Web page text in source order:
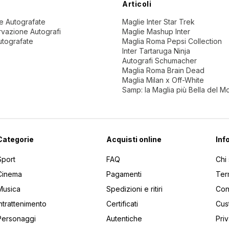
Autografate
Autografi
Articoli
Maglie Inter Star Trek
Maglie Mashup Inter
Maglia Roma Pepsi Collection
Inter Tartaruga Ninja
Autografi Schumacher
Maglia Roma Brain Dead
Maglia Milan x Off-White
Samp: la Maglia più Bella del
Acquisti online
FAQ
Pagamenti
Spedizioni e ritiri
Certificati
Autentiche
Chi